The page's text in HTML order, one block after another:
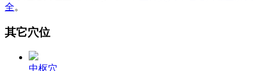
全。
其它穴位
中枢穴